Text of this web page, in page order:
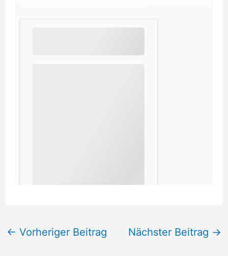
← Vorheriger Beitrag Nächster Beitrag →